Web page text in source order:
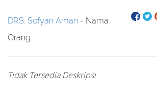
DRS. Sofyan Aman - Nama
Orang
Tidak Tersedia Deskripsi